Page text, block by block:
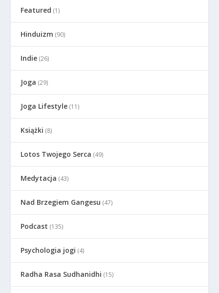
Featured (1)
Hinduizm (90)
Indie (26)
Joga (29)
Joga Lifestyle (11)
Książki (8)
Lotos Twojego Serca (49)
Medytacja (43)
Nad Brzegiem Gangesu (47)
Podcast (135)
Psychologia jogi (4)
Radha Rasa Sudhanidhi (15)